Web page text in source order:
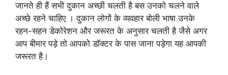
जानते ही हैं सभी दुकान अच्छी चलती है बस उनको चलने वाले
अच्छे रहने चाहिए । दुकान लोगों के व्यवहार बोली भाषा उनके
रहन-सहन डेकोरेशन और जरूरत के अनुसार चलती है जैसे अगर
आप बीमार पड़े तो आपको डॉक्टर के पास जाना पड़ेगा यह आपकी
जरूरत है।